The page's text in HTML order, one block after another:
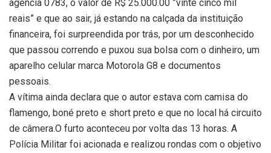
agência 0783, o valor de R$ 25.000.00 ”vinte cinco mil
reais” e que ao sair, já estando na calçada da instituição
financeira, foi surpreendida por trás, por um desconhecido
que passou correndo e puxou sua bolsa com o dinheiro, um
aparelho celular marca Motorola G8 e documentos
pessoais.
A vítima ainda declara que o autor estava com camisa do
flamengo, boné preto e short preto e que no local há circuito
de câmera.O furto aconteceu por volta das 13 horas. A
Polícia Militar foi acionada e realizou rondas com o objetivo